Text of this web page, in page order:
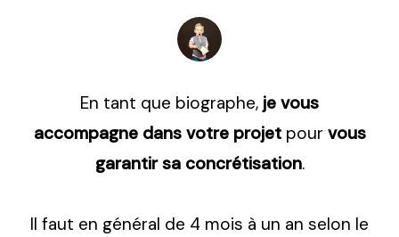
En tant que biographe, je vous
accompagne dans votre projetpour vous
garantir sa concrétisation.
Il faut en général de 4 mois à un an selon le